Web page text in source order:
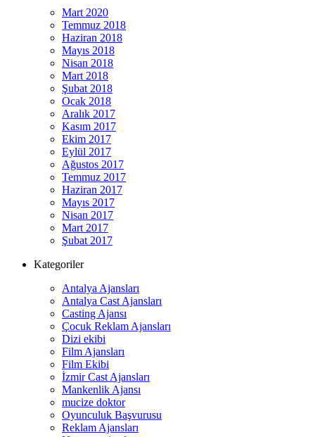
Mart 2020
Temmuz 2018
Haziran 2018
Mayıs 2018
Nisan 2018
Mart 2018
Şubat 2018
Ocak 2018
Aralık 2017
Kasım 2017
Ekim 2017
Eylül 2017
Ağustos 2017
Temmuz 2017
Haziran 2017
Mayıs 2017
Nisan 2017
Mart 2017
Şubat 2017
Kategoriler
Antalya Ajansları
Antalya Cast Ajansları
Casting Ajansı
Çocuk Reklam Ajansları
Dizi ekibi
Film Ajansları
Film Ekibi
İzmir Cast Ajansları
Mankenlik Ajansı
mucize doktor
Oyunculuk Başvurusu
Reklam Ajansları